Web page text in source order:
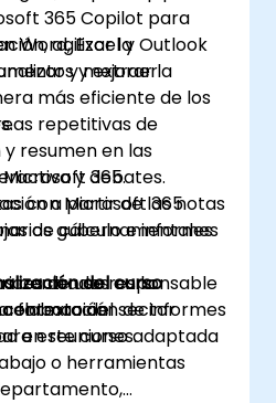
365 Copilot para
agilizar la
y extraer
más eficiente de los
Word, Excel y Outlook
y mejorar la
repetitivas de
resumen en las
365.
a partir de las notas
de cálculo e informes
de uso responsable
contexto del sector
y debates.
con Microsoft 365
gubernamentales
centrados en la
elaboración de informes
en reuniones.
del curso
formación
este curso adaptada
o herramientas